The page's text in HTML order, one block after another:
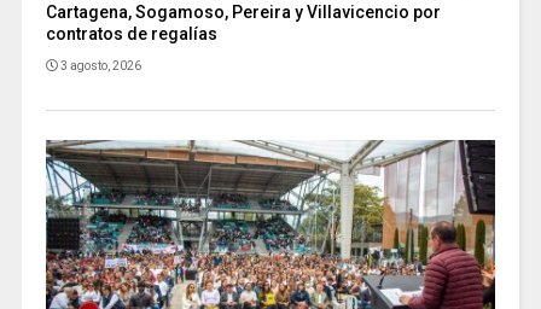
Cartagena, Sogamoso, Pereira y Villavicencio por
contratos de regalías
3 agosto, 2026